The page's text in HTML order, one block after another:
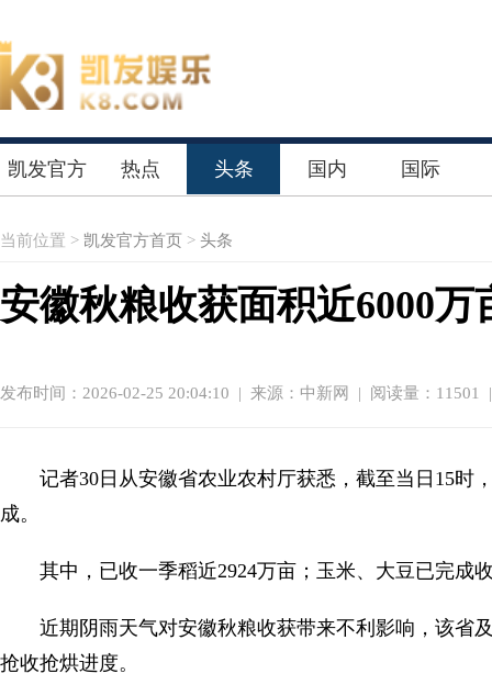
凯发官方 热点 头条 国内 国际
当前位置 > 凯发官方首页 > 头条
安徽秋粮收获面积近6000
发布时间：2026-02-25 20:04:10 | 来源：中新网 | 阅读量：
记者30日从安徽省农业农村厅获悉，截至当日15时
成。
其中，已收一季稻近2924万亩；玉米、大豆已完成
近期阴雨天气对安徽秋粮收获带来不利影响，该省
抢收抢烘进度。